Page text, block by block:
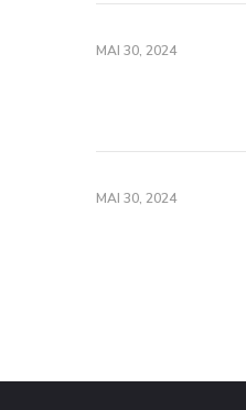
MAI 30, 2024
MAI 30, 2024